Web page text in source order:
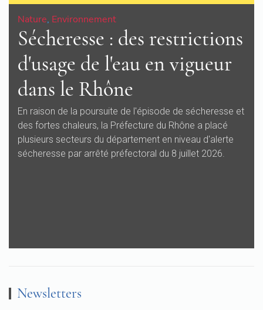
Nature, Environnement
Sécheresse : des restrictions
d'usage de l'eau en vigueur
dans le Rhône
En raison de la poursuite de l'épisode de sécheresse et
des fortes chaleurs, la Préfecture du Rhône a placé
plusieurs secteurs du département en niveau d'alerte
sécheresse par arrêté préfectoral du 8 juillet 2026.
Newsletters